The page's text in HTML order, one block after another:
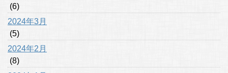
(6)
2024年3月
(5)
2024年2月
(8)